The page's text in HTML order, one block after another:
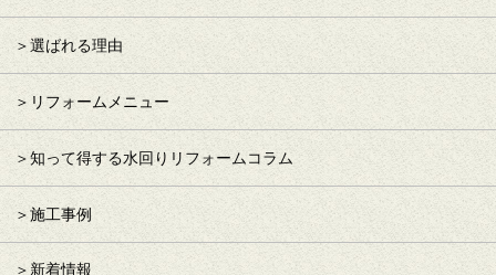
選ばれる理由
リフォームメニュー
知って得する水回りリフォームコラム
施工事例
新着情報